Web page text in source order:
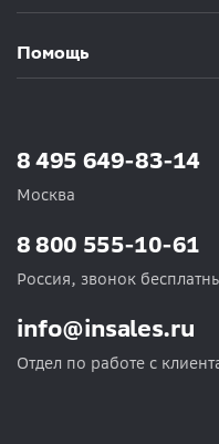
Помощь
8 495 649-83-14
Москва
info@insales.ru
Отдел по работе с
8 800 555-10-61
Россия, звонок